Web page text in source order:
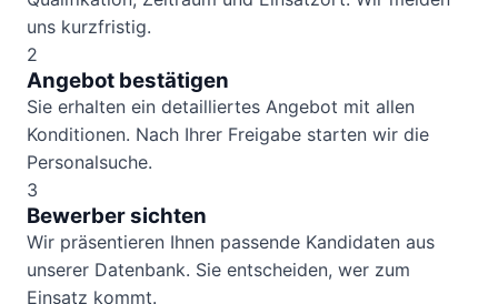
uns kurzfristig.
2
Angebot bestätigen
Sie erhalten ein detailliertes Angebot mit allen
Konditionen. Nach Ihrer Freigabe starten wir die
Personalsuche.
3
Bewerber sichten
Wir präsentieren Ihnen passende Kandidaten aus
unserer Datenbank. Sie entscheiden, wer zum
Einsatz kommt.